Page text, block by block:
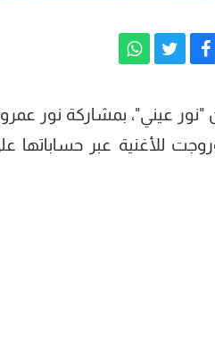
"نور عيني"، بمشاركة نور
للأغنية عبر حساباتها